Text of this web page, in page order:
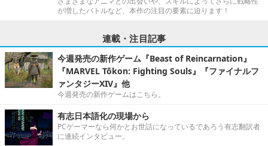
が増したバトルなど、本作の注目の要素に迫ります！
連載・注目記事
今週発売の新作ゲーム『Beast of Reincarnation』
『MARVEL Tōkon: Fighting Souls』『ファイナルフ
ァンタジーXIV』他
今週発売の新作ゲームはこちら。
有志日本語化の現場から
PCゲーマーなら何かとお世話になっているであろう有志翻訳者
に連続インタビュー。